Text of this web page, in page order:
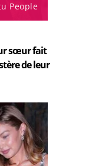
People
sœur fait
de leur